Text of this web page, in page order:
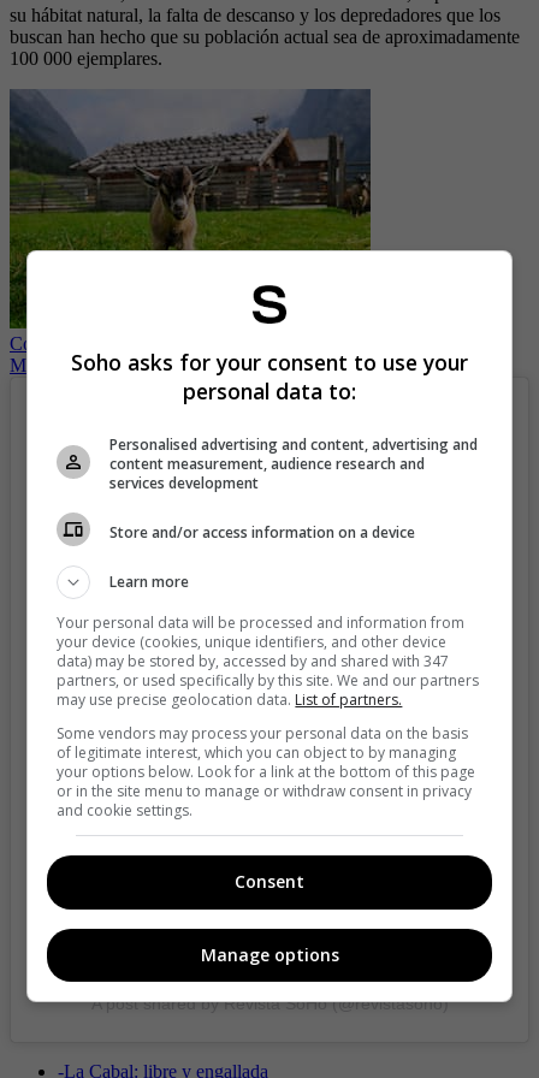
su hábitat natural, la falta de descanso y los depredadores que los
buscan han hecho que su población actual sea de aproximadamente
100 000 ejemplares.
Cocinaron cabras pigmeas para una fiesta de un zoológico en
México
View this post on Instagram
A post shared by Revista SoHo (@revistasoho)
-La Cabal: libre y engallada
Soho asks for your consent to use your
personal data to:
Personalised advertising and content, advertising and
content measurement, audience research and
services development
Store and/or access information on a device
Learn more
Your personal data will be processed and information from
your device (cookies, unique identifiers, and other device
data) may be stored by, accessed by and shared with 347
partners, or used specifically by this site. We and our partners
may use precise geolocation data. List of partners.
Some vendors may process your personal data on the basis
of legitimate interest, which you can object to by managing
your options below. Look for a link at the bottom of this page
or in the site menu to manage or withdraw consent in privacy
and cookie settings.
Consent
Manage options